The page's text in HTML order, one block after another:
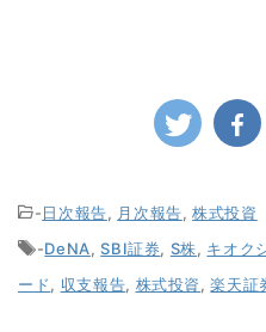
-日次報告, 月次報告,株式投資
-DeNA,SBI証券, S株, キオク
ード, 収支報告, 株式投資,楽天証